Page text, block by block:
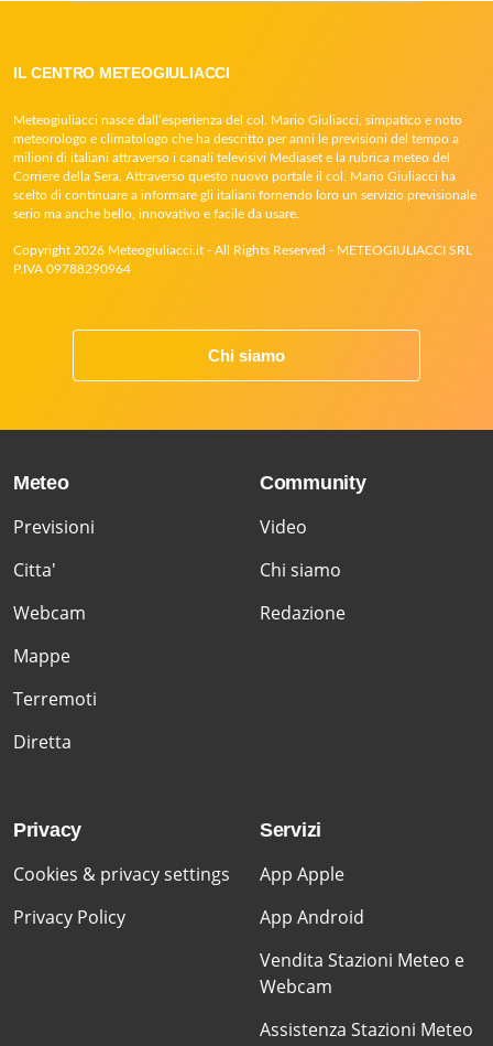
IL CENTRO METEOGIULIACCI
Meteogiuliacci nasce dall’esperienza del col. Mario Giuliacci, simpatico e noto
meteorologo e climatologo che ha descritto per anni le previsioni del tempo a
milioni di italiani attraverso i canali televisivi Mediaset e la rubrica meteo del
Corriere della Sera. Attraverso questo nuovo portale il col. Mario Giuliacci ha
scelto di continuare a informare gli italiani fornendo loro un servizio previsionale
serio ma anche bello, innovativo e facile da usare.
Copyright 2026 Meteogiuliacci.it - All Rights Reserved - METEOGIULIACCI SRL
P.IVA 09788290964
Chi siamo
Meteo
Previsioni
Citta'
Webcam
Mappe
Terremoti
Diretta
Community
Video
Chi siamo
Redazione
Privacy
Cookies & privacy settings
Privacy Policy
Servizi
App Apple
App Android
Vendita Stazioni Meteo e
Webcam
Assistenza Stazioni Meteo